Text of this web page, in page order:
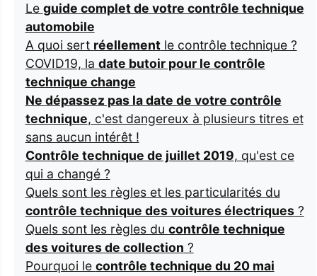
Le guide complet de votre contrôle technique
automobile
A quoi sert réellementle contrôle technique ?
COVID19, la date butoir pour le contrôle
technique change
Ne dépassez pas la date de votre contrôle
technique, c'est dangereux à plusieurs titres et
sans aucun intérêt !
Contrôle technique de juillet 2019, qu'est ce
qui a changé ?
Quels sont les règles et les particularités du
contrôle technique des voitures électriques?
Quels sont les règles du contrôle technique
des voitures de collection ?
Pourquoi le contrôle technique du 20 mai